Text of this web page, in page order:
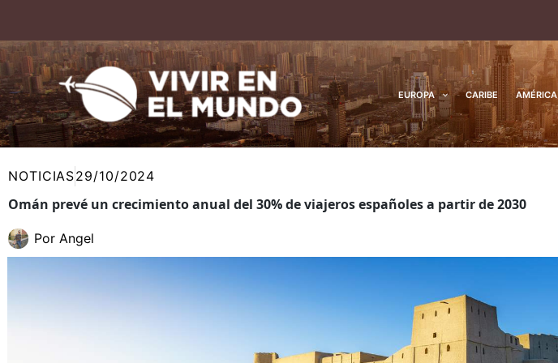
contenido
EUROPA CARIBE AMÉRICA
NOTICIAS29/10/2024
Omán prevé un crecimiento anual del 30% de viajeros españoles a partir de 2030
Por Angel